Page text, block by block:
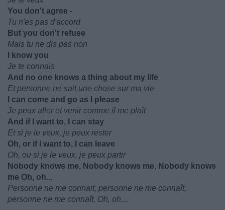
You don't agree -
Tu n'es pas d'accord
But you don't refuse
Mais tu ne dis pas non
I know you
Je te connais
And no one knows a thing about my life
Et personne ne sait une chose sur ma vie
I can come and go as I please
Je peux aller et venir comme il me plaît
And if I want to, I can stay
Et si je le veux, je peux rester
Oh, or if I want to, I can leave
Oh, ou si je le veux, je peux partir
Nobody knows me, Nobody knows me, Nobody knows
me Oh, oh...
Personne ne me connait, personne ne me connaît,
personne ne me connaît, Oh, oh....